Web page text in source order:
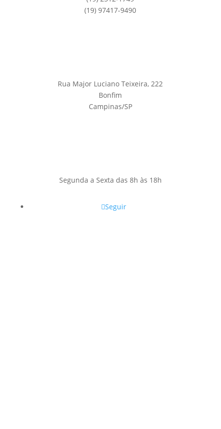
(19) 97417-9490
Rua Major Luciano Teixeira, 222
Bonfim
Campinas/SP
Segunda a Sexta das 8h às 18h
Seguir